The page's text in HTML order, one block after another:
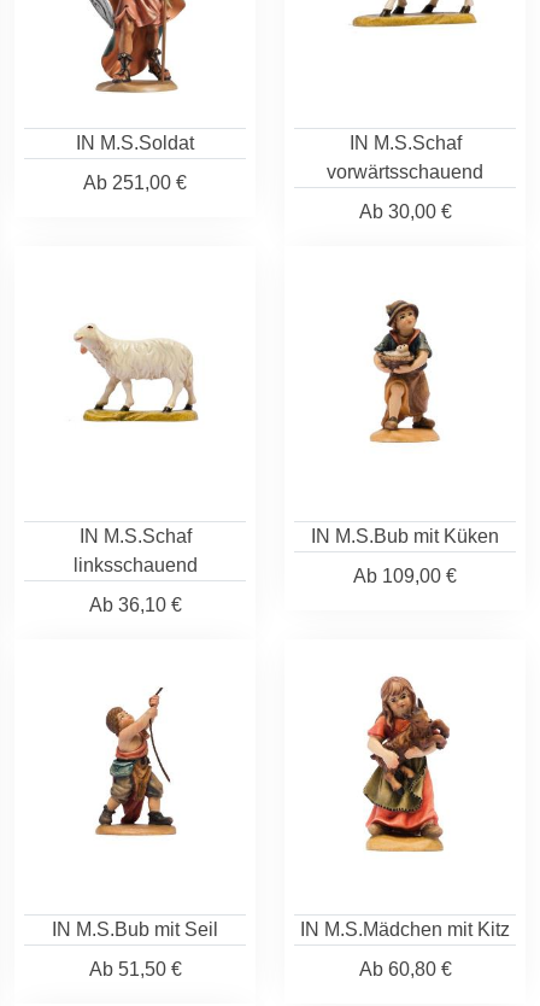
IN M.S.Soldat
Ab 251,00 €
IN M.S.Schaf
vorwärtsschauend
Ab30,00 €
IN M.S.Schaf
linksschauend
Ab36,10 €
IN M.S.Bub mit Küken
Ab 109,00 €
IN M.S.Bub mit Seil
Ab51,50 €
IN M.S.Mädchen mit Kitz
Ab60,80 €